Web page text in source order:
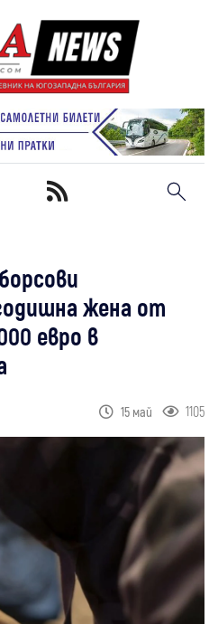
жена от
евро в
15 май 1105